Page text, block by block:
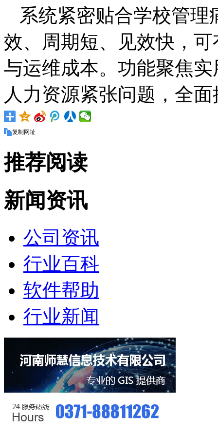
系统紧密贴合学校管
效、周期短、见效快，
与运维成本。功能聚焦
人力资源紧张问题，全
复制网址
推荐阅读
新闻资讯
公司资讯
行业百科
软件帮助
行业新闻